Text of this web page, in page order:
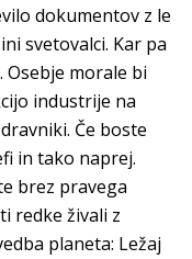
dokumentov z le
svetovalci. Kar pa
Osebje morale bi
industrije na
Če boste
in tako naprej.
brez pravega
redke živali z
planeta: Ležaj